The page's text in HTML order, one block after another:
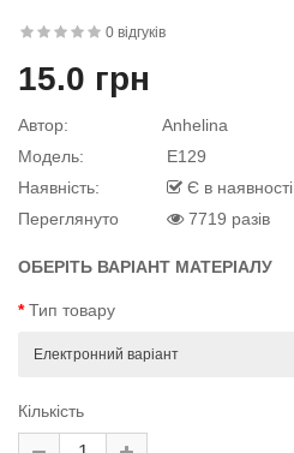
матеріал
матеріал
матеріал
0 відгуків
15.0 грн
Автор:
Anhelina
Модель:
E129
Наявність:
Є в наявності
Переглянуто
7719 разів
ОБЕРІТЬ ВАРІАНТ МАТЕРІАЛУ
Тип товару
Кількість